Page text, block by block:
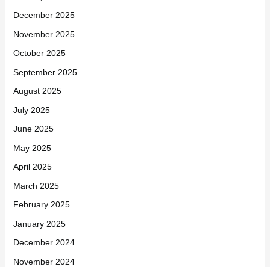
December 2025
November 2025
October 2025
September 2025
August 2025
July 2025
June 2025
May 2025
April 2025
March 2025
February 2025
January 2025
December 2024
November 2024